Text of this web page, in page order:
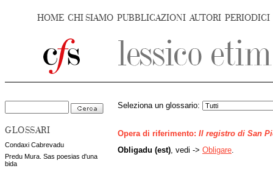
HOME CHI SIAMO PUBBLICAZIONI AUTORI PERIODICI
GLOSSARI
Condaxi Cabrevadu
Predu Mura. Sas poesias d'una
bida
Seleziona un glossario:
Opera di riferimento: Il registro di San
Obligadu (est) , vedi -> Obligare